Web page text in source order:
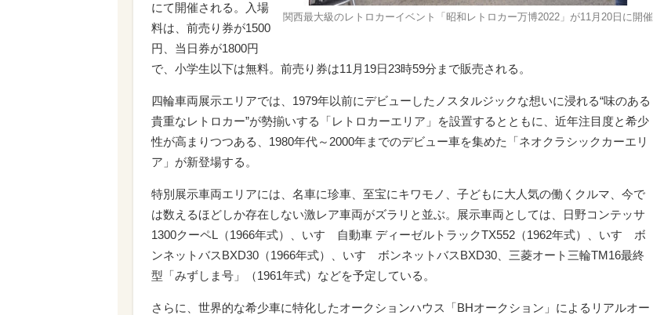
関西最大級のレトロカーイベント「昭和レトロカー万博2022」が11月20日に開催
にて開催される。入場
料は、前売り券が1500
円、当日券が1800円
で、小学生以下は無料。前売り券は11月19日23時59分まで販売される。
四輪車両展示エリアでは、1979年以前にデビューしたノスタルジックな想いに浸れる“味のある
貴重なレトロカー”が勢揃いする「レトロカーエリア」を設置するとともに、近年注目度と希少
性が高まりつつある、1980年代～2000年までのデビュー車を集めた「ネオクラシックカーエリ
ア」が新登場する。
特別展示車両エリアには、名車に珍車、至宝にキワモノ、子どもに大人気の働くクルマ、今で
は数えるほどしか存在しない激レア車両がズラリと並ぶ。展示車両としては、日野コンテッサ
1300クーペL（1966年式）、いすゞ自動車 ディーゼルトラックTX552（1962年式）、いすゞボ
ンネットバスBXD30（1966年式）、いすゞボンネットバスBXD30、三菱オート三輪TM16最終
型「みずしま号」（1961年式）などを予定している。
さらに、世界的な希少車に特化したオークションハウス「BHオークション」によるリアルオー